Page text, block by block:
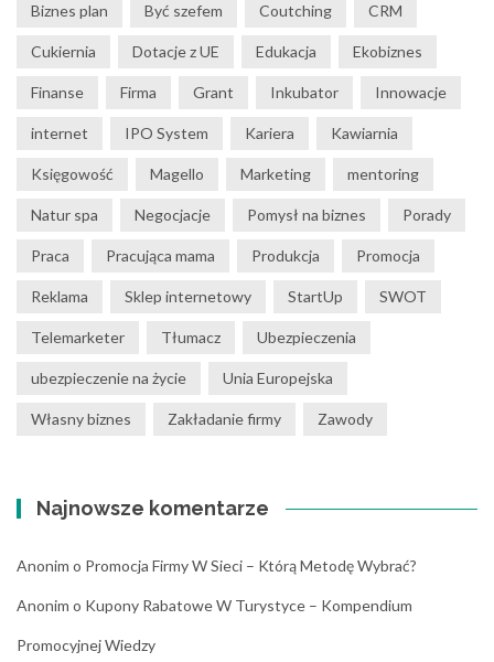
Biznes plan Być szefem Coutching CRM
Cukiernia Dotacje z UE Edukacja Ekobiznes
Finanse Firma Grant Inkubator Innowacje
internet IPO System Kariera Kawiarnia
Księgowość Magello Marketing mentoring
Natur spa Negocjacje Pomysł na biznes Porady
Praca Pracująca mama Produkcja Promocja
Reklama Sklep internetowy StartUp SWOT
Telemarketer Tłumacz Ubezpieczenia
ubezpieczenie na życie Unia Europejska
Własny biznes Zakładanie firmy Zawody
Najnowsze komentarze
Anonim o Promocja Firmy W Sieci – Którą Metodę Wybrać?
Anonim o Kupony Rabatowe W Turystyce – Kompendium
Promocyjnej Wiedzy